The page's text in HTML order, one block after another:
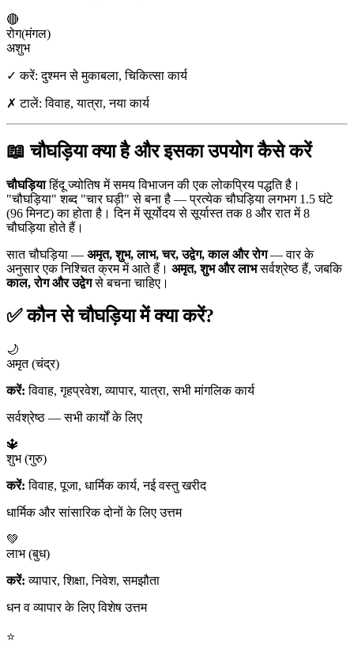
🔴
रोग(मंगल)
अशुभ
✓ करें:दुश्मन से मुकाबला, चिकित्सा कार्य
✗ टालें:विवाह, यात्रा, नया कार्य
📖 चौघड़िया क्या है और इसका उपयोग कैसे करें
चौघड़ियाहिंदू ज्योतिष में समय विभाजन की एक लोकप्रिय पद्धति है।
"चौघड़िया" शब्द "चार घड़ी" से बना है — प्रत्येक चौघड़िया लगभग 1.5 घंटे
(96 मिनट) का होता है। दिन में सूर्योदय से सूर्यास्त तक 8 और रात में 8
चौघड़िया होते हैं।
सात चौघड़िया — अमृत, शुभ, लाभ, चर, उद्वेग, काल और रोग— वार के
अनुसार एक निश्चित क्रम में आते हैं। अमृत, शुभ और लाभसर्वश्रेष्ठ हैं, जबकि
काल, रोग और उद्वेगसे बचना चाहिए।
✅ कौन से चौघड़िया में क्या करें?
🌙
अमृत (चंद्र)
करें:विवाह, गृहप्रवेश, व्यापार, यात्रा, सभी मांगलिक कार्य
सर्वश्रेष्ठ — सभी कार्यों के लिए
🔱
शुभ (गुरु)
करें:विवाह, पूजा, धार्मिक कार्य, नई वस्तु खरीद
धार्मिक और सांसारिक दोनों के लिए उत्तम
💚
लाभ (बुध)
करें:व्यापार, शिक्षा, निवेश, समझौता
धन व व्यापार के लिए विशेष उत्तम
⭐